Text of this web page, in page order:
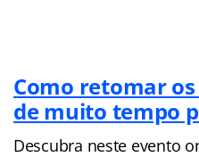
Como retomar
de muito tempo
Descubra neste evento